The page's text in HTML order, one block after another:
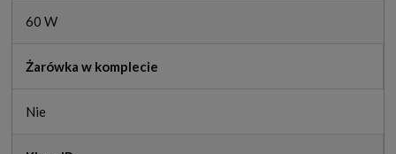
60 W
Żarówka w komplecie
Nie